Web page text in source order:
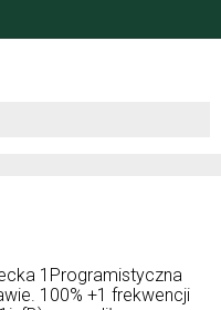
1Programistyczna
100% +1 frekwencji